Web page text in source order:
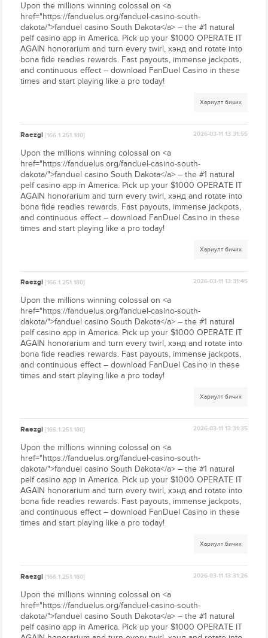
Upon the millions winning colossal on <a
href="https://fanduelus.org/fanduel-casino-south-
dakota/">fanduel casino South Dakota</a> – the #1 natural
pelf casino app in America. Pick up your $1000 OPERATE IT
AGAIN honorarium and turn every twirl, хэнд and rotate into
bona fide readies rewards. Fast payouts, immense jackpots,
and continuous effect – download FanDuel Casino in these
times and start playing like a pro today!
Хариулт бичих
Raezgi[166.1.251.180] 2026-03-11 13:31:55
Upon the millions winning colossal on <a
href="https://fanduelus.org/fanduel-casino-south-
dakota/">fanduel casino South Dakota</a> – the #1 natural
pelf casino app in America. Pick up your $1000 OPERATE IT
AGAIN honorarium and turn every twirl, хэнд and rotate into
bona fide readies rewards. Fast payouts, immense jackpots,
and continuous effect – download FanDuel Casino in these
times and start playing like a pro today!
Хариулт бичих
Raezgi[166.1.251.180] 2026-03-11 13:31:45
Upon the millions winning colossal on <a
href="https://fanduelus.org/fanduel-casino-south-
dakota/">fanduel casino South Dakota</a> – the #1 natural
pelf casino app in America. Pick up your $1000 OPERATE IT
AGAIN honorarium and turn every twirl, хэнд and rotate into
bona fide readies rewards. Fast payouts, immense jackpots,
and continuous effect – download FanDuel Casino in these
times and start playing like a pro today!
Хариулт бичих
Raezgi[166.1.251.180] 2026-03-11 13:31:35
Upon the millions winning colossal on <a
href="https://fanduelus.org/fanduel-casino-south-
dakota/">fanduel casino South Dakota</a> – the #1 natural
pelf casino app in America. Pick up your $1000 OPERATE IT
AGAIN honorarium and turn every twirl, хэнд and rotate into
bona fide readies rewards. Fast payouts, immense jackpots,
and continuous effect – download FanDuel Casino in these
times and start playing like a pro today!
Хариулт бичих
Raezgi[166.1.251.180] 2026-03-11 13:31:26
Upon the millions winning colossal on <a
href="https://fanduelus.org/fanduel-casino-south-
dakota/">fanduel casino South Dakota</a> – the #1 natural
pelf casino app in America. Pick up your $1000 OPERATE IT